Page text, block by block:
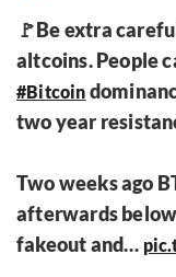
🚩Be extra
altcoins. People
#Bitcoin
two year
Two weeks ago
afterwards
fakeout and…